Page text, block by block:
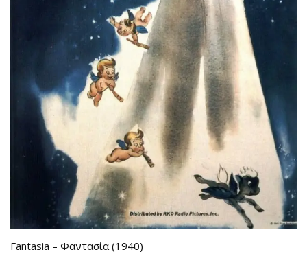
Fantasia – Φαντασία (1940)